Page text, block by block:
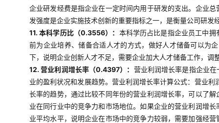
企业研发经费是指企业在一定时间内用于研发的支出。企业
发强度是企业实施技术创新的重要指标之一，是衡量公司研
11. 本科学历比（0.3556）： 本科学历占比是指企业员工中
前为企业培养、储备合适人才的方式，做好人才储备可以为
下，说明企业创新人才不足，需要企业加大人才储备工作，调
12. 营业利润增长率（0.4397）： 营业利润增长率是指企业
业的盈利状况和发展趋势。营业利润增长率计算公式：营业
长率的趋势，通过比较不同年份的营业利润增长率，可以了
业在同行业中的竞争力和市场地位。如果企业的营业利润增
业平均水平，说明企业在市场中的竞争力较弱，需要加强经